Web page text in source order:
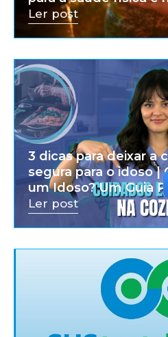
Ler post
3 dicas para deixar a
segura para o idoso |
um Idoso? Um Guia
Ler post